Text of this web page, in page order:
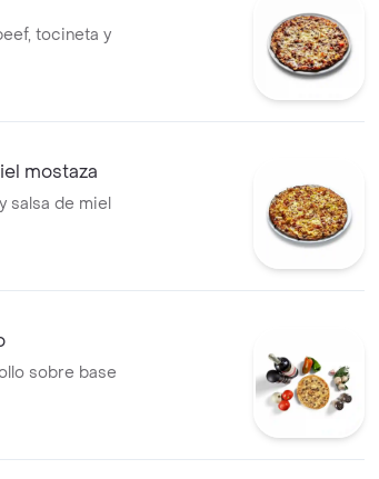
tocineta y
mostaza
salsa de miel
sobre base